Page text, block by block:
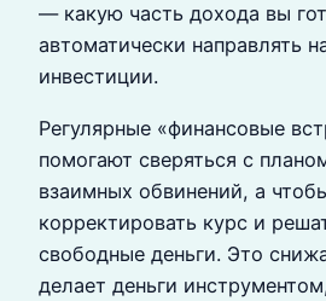
— какую часть дохода вы
автоматически направлять
инвестиции.
Регулярные «финансовые
помогают сверяться с
взаимных обвинений, а
корректировать курс и
свободные деньги. Это
делает деньги